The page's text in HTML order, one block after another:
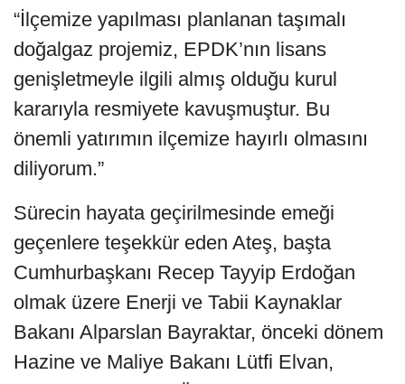
“İlçemize yapılması planlanan taşımalı
doğalgaz projemiz, EPDK’nın lisans
genişletmeyle ilgili almış olduğu kurul
kararıyla resmiyete kavuşmuştur. Bu
önemli yatırımın ilçemize hayırlı olmasını
diliyorum.”
Sürecin hayata geçirilmesinde emeği
geçenlere teşekkür eden Ateş, başta
Cumhurbaşkanı Recep Tayyip Erdoğan
olmak üzere Enerji ve Tabii Kaynaklar
Bakanı Alparslan Bayraktar, önceki dönem
Hazine ve Maliye Bakanı Lütfi Elvan,